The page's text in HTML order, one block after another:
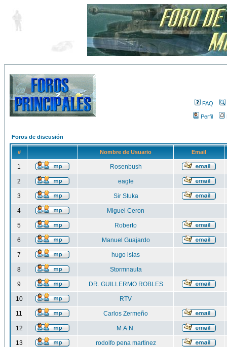
FAQ
Perfil
Foros de discusión
# Nombre de Usuario Email
1 Rosenbush
2 eagle
3 Sir Stuka
4 Miguel Ceron
5 Roberto
6 Manuel Guajardo
7 hugo islas
8 Stormnauta
9 DR. GUILLERMO ROBLES
10 RTV
11 Carlos Zermeño
12 M.A.N.
13 rodolfo pena martinez